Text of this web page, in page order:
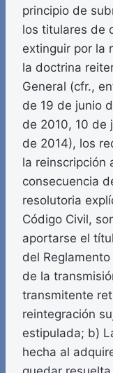
principio de
los titulares de
extinguir por la
la doctrina
General (cfr.,
de 19 de junio
de 2010, 10 de
de 2014), los
la reinscripción
consecuencia
resolutoria
Código Civil,
aportarse el
del
de la
transmitente
reintegración
estipulada; b)
hecha al